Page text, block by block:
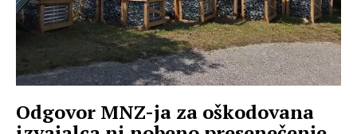
Odgovor MNZ-ja za oškodovana